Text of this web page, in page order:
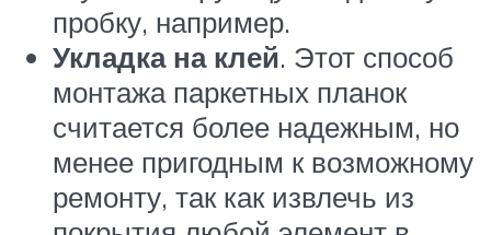
пробку, например.
Укладка на клей. Этот способ
монтажа паркетных планок
считается более надежным, но
менее пригодным к возможному
ремонту, так как извлечь из